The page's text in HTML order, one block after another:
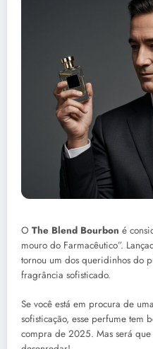
O The Blend Bourbon é
mouro do Farmacêutico”.
tornou um dos queridinhos do
fragrância sofisticado.
Se você está em procura de
sofisticação, esse perfume tem
compra de 2025. Mas será